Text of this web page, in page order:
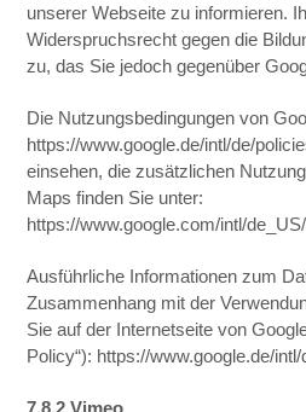
unserer Webseite zu informieren.
Widerspruchsrecht gegen die
zu, das Sie jedoch gegenüber
Die Nutzungsbedingungen von
https://www.google.de/intl/de/
einsehen, die zusätzlichen
Maps finden Sie unter:
https://www.google.com/intl/
Ausführliche Informationen zum
Zusammenhang mit der
Sie auf der Internetseite von
Policy“): https://www.google.de/
7.8.2 Vimeo